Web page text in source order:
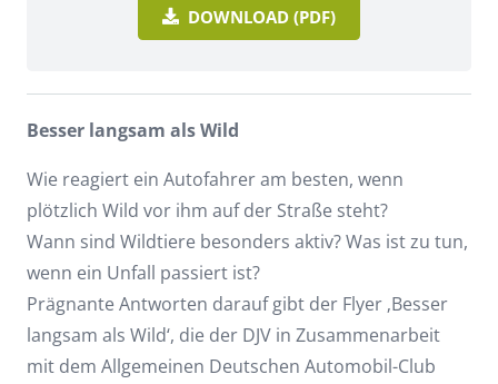
DOWNLOAD (PDF)
Besser langsam als Wild
Wie reagiert ein Autofahrer am besten, wenn
plötzlich Wild vor ihm auf der Straße steht?
Wann sind Wildtiere besonders aktiv? Was ist zu tun,
wenn ein Unfall passiert ist?
Prägnante Antworten darauf gibt der Flyer ‚Besser
langsam als Wild‘, die der DJV in Zusammenarbeit
mit dem Allgemeinen Deutschen Automobil-Club